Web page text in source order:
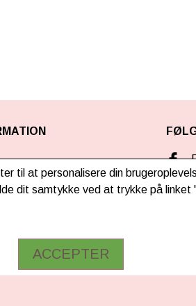
& betaling
til at personalisere din
dit samtykke ved at trykke på linket
ACCEPTER